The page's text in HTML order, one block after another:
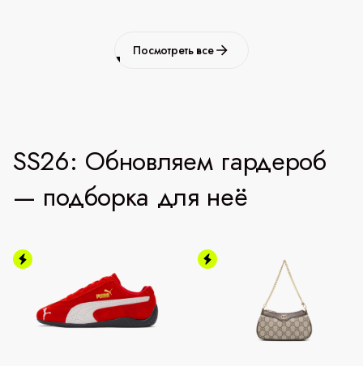
Посмотреть все
SS26: Обновляем гардероб
— подборка для неё